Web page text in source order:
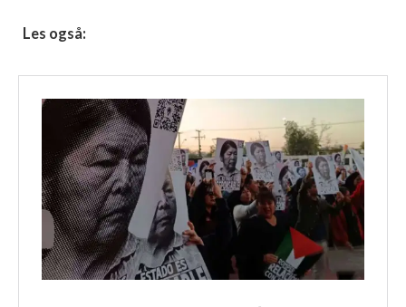
Les også: